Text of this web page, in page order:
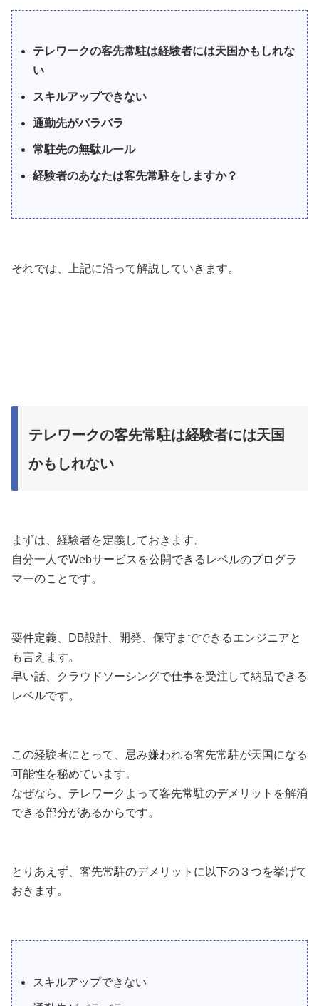
テレワークの客先常駐は経験者には天国かもしれな
い
スキルアップできない
通勤先がバラバラ
常駐先の無駄ルール
経験者のあなたは客先常駐をしますか？
それでは、上記に沿って解説していきます。
テレワークの客先常駐は経験者には天国
かもしれない
まずは、経験者を定義しておきます。
自分一人でWebサービスを公開できるレベルのプログラ
マーのことです。
要件定義、DB設計、開発、保守までできるエンジニアと
も言えます。
早い話、クラウドソーシングで仕事を受注して納品できる
レベルです。
この経験者にとって、忌み嫌われる客先常駐が天国になる
可能性を秘めています。
なぜなら、テレワークよって客先常駐のデメリットを解消
できる部分があるからです。
とりあえず、客先常駐のデメリットに以下の３つを挙げて
おきます。
スキルアップできない